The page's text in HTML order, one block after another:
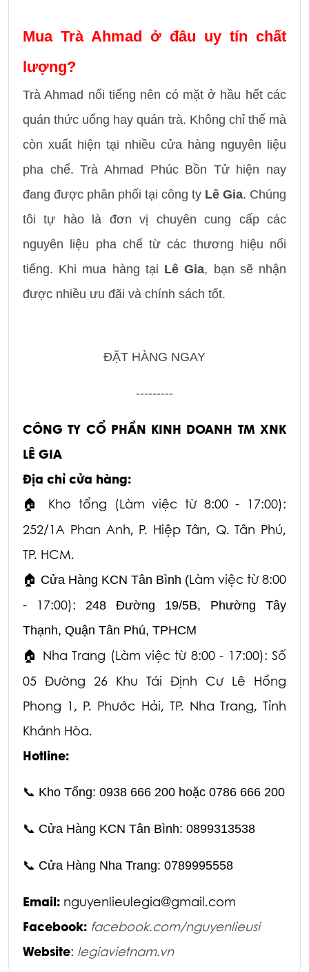
Mua Trà Ahmad ở đâu uy tín chất
lượng?
Trà Ahmad nổi tiếng nên có mặt ở hầu hết các
quán thức uống hay quán trà. Không chỉ thế mà
còn xuất hiện tại nhiều cửa hàng nguyên liệu
pha chế. Trà Ahmad Phúc Bồn Tử hiện nay
đang được phân phối tại công ty Lê Gia. Chúng
tôi tự hào là đơn vị chuyên cung cấp các
nguyên liệu pha chế từ các thương hiệu nổi
tiếng. Khi mua hàng tại Lê Gia, bạn sẽ nhận
được nhiều ưu đãi và chính sách tốt.
ĐẶT HÀNG NGAY
---------
CÔNG TY CỔ PHẦN KINH DOANH TM XNK
LÊ GIA
Địa chỉ cửa hàng:
🏠 Kho tổng (Làm việc từ 8:00 - 17:00):
252/1A Phan Anh, P. Hiệp Tân, Q. Tân Phú,
TP. HCM.
🏠 Cửa Hàng KCN Tân Bình (Làm việc từ 8:00
- 17:00):
248 Đường 19/5B, Phường Tây
Thạnh, Quận Tân Phú, TPHCM
🏠 Nha Trang (Làm việc từ 8:00 - 17:00): Số
05 Đường 26 Khu Tái Định Cư Lê Hồng
Phong 1, P. Phước Hải, TP. Nha Trang, Tỉnh
Khánh Hòa.
Hotline:
📞 Kho Tổng: 0938 666 200 hoặc 0786 666 200
📞 Cửa Hàng KCN Tân Bình: 0899313538
📞 Cửa Hàng Nha Trang: 0789995558
Email: nguyenlieulegia@gmail.com
Facebook: facebook.com/nguyenlieusi
Website: legiavietnam.vn